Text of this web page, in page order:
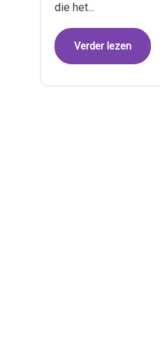
die het...
Verder lezen